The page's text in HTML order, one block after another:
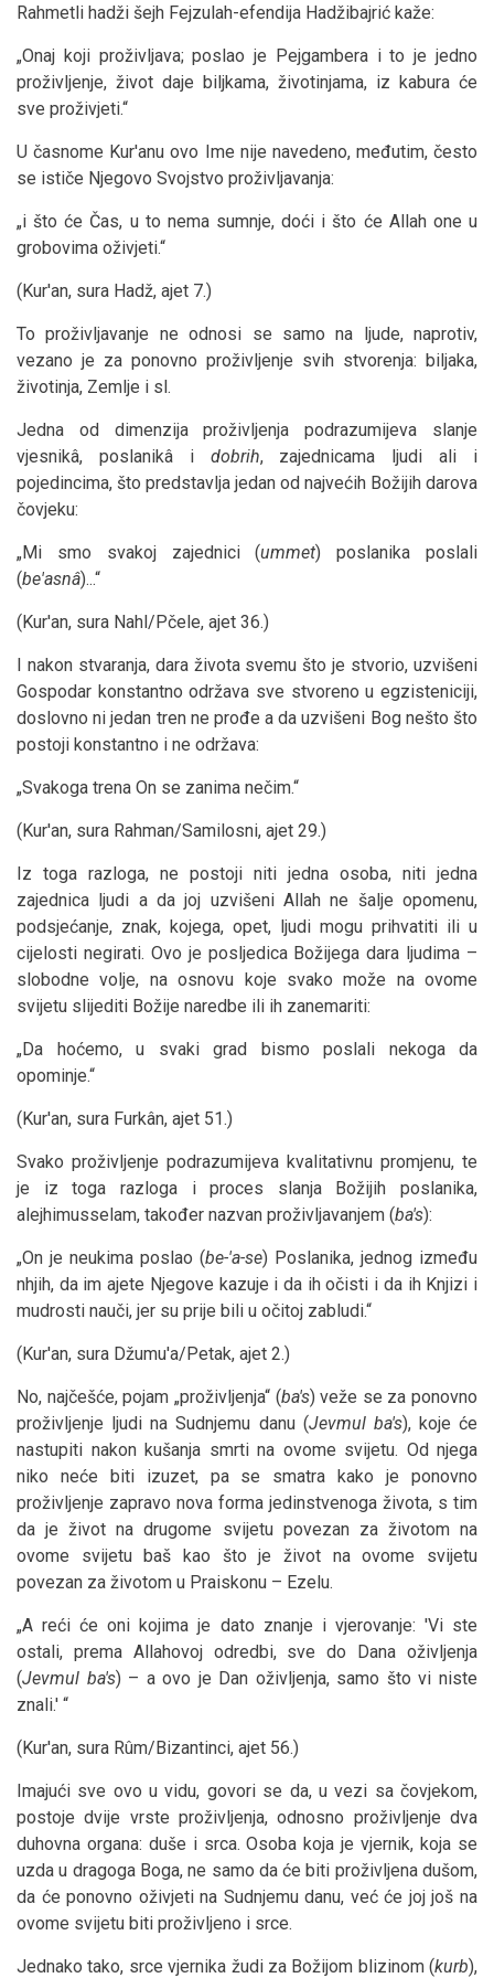
Rahmetli hadži šejh Fejzulah-efendija Hadžibajrić kaže:
„Onaj koji proživljava; poslao je Pejgambera i to je jedno
proživljenje, život daje biljkama, životinjama, iz kabura će
sve proživjeti.“
U časnome Kur'anu ovo Ime nije navedeno, međutim, često
se ističe Njegovo Svojstvo proživljavanja:
„i što će Čas, u to nema sumnje, doći i što će Allah one u
grobovima oživjeti.“
(Kur'an, sura Hadž, ajet 7.)
To proživljavanje ne odnosi se samo na ljude, naprotiv,
vezano je za ponovno proživljenje svih stvorenja: biljaka,
životinja, Zemlje i sl.
Jedna od dimenzija proživljenja podrazumijeva slanje
vjesnikâ, poslanikâ i dobrih, zajednicama ljudi ali i
pojedincima, što predstavlja jedan od najvećih Božijih darova
čovjeku:
„Mi smo svakoj zajednici (ummet) poslanika poslali
(be'asnâ)...“
(Kur'an, sura Nahl/Pčele, ajet 36.)
I nakon stvaranja, dara života svemu što je stvorio, uzvišeni
Gospodar konstantno održava sve stvoreno u egzisteniciji,
doslovno ni jedan tren ne prođe a da uzvišeni Bog nešto što
postoji konstantno i ne održava:
„Svakoga trena On se zanima nečim.“
(Kur'an, sura Rahman/Samilosni, ajet 29.)
Iz toga razloga, ne postoji niti jedna osoba, niti jedna
zajednica ljudi a da joj uzvišeni Allah ne šalje opomenu,
podsjećanje, znak, kojega, opet, ljudi mogu prihvatiti ili u
cijelosti negirati. Ovo je posljedica Božijega dara ljudima –
slobodne volje, na osnovu koje svako može na ovome
svijetu slijediti Božije naredbe ili ih zanemariti:
„Da hoćemo, u svaki grad bismo poslali nekoga da
opominje.“
(Kur'an, sura Furkân, ajet 51.)
Svako proživljenje podrazumijeva kvalitativnu promjenu, te
je iz toga razloga i proces slanja Božijih poslanika,
alejhimusselam, također nazvan proživljavanjem (ba's):
„On je neukima poslao (be-'a-se) Poslanika, jednog između
nhjih, da im ajete Njegove kazuje i da ih očisti i da ih Knjizi i
mudrosti nauči, jer su prije bili u očitoj zabludi.“
(Kur'an, sura Džumu'a/Petak, ajet 2.)
No, najčešće, pojam „proživljenja“ (ba's) veže se za ponovno
proživljenje ljudi na Sudnjemu danu (Jevmul ba's), koje će
nastupiti nakon kušanja smrti na ovome svijetu. Od njega
niko neće biti izuzet, pa se smatra kako je ponovno
proživljenje zapravo nova forma jedinstvenoga života, s tim
da je život na drugome svijetu povezan za životom na
ovome svijetu baš kao što je život na ovome svijetu
povezan za životom u Praiskonu – Ezelu.
„A reći će oni kojima je dato znanje i vjerovanje: 'Vi ste
ostali, prema Allahovoj odredbi, sve do Dana oživljenja
(Jevmul ba's) – a ovo je Dan oživljenja, samo što vi niste
znali.' “
(Kur'an, sura Rûm/Bizantinci, ajet 56.)
Imajući sve ovo u vidu, govori se da, u vezi sa čovjekom,
postoje dvije vrste proživljenja, odnosno proživljenje dva
duhovna organa: duše i srca. Osoba koja je vjernik, koja se
uzda u dragoga Boga, ne samo da će biti proživljena dušom,
da će ponovno oživjeti na Sudnjemu danu, već će joj još na
ovome svijetu biti proživljeno i srce.
Jednako tako, srce vjernika žudi za Božijom blizinom (kurb),